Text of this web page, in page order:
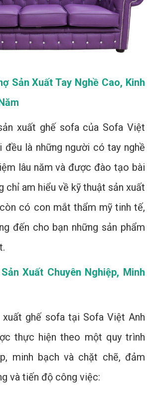
Sản Xuất Tay Nghề Cao, Kinh
xuất ghế sofa của Sofa Việt
đều là những người có tay nghề
lâu năm và được đào tạo bài
chỉ am hiểu về kỹ thuật sản xuất
có con mắt thẩm mỹ tinh tế,
đến cho bạn những sản phẩm
Xuất Chuyên Nghiệp, Minh
xuất ghế sofa tại Sofa Việt Anh
thực hiện theo một quy trình
minh bạch và chặt chẽ, đảm
và tiến độ công việc: